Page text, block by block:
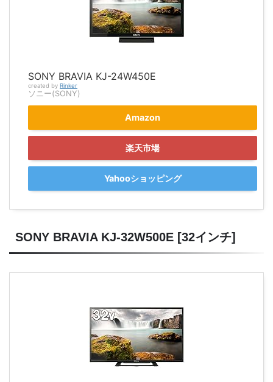
SONY BRAVIA KJ-24W450E
created by Rinker
ソニー(SONY)
Amazon
楽天市場
Yahooショッピング
SONY BRAVIA KJ-32W500E [32インチ]